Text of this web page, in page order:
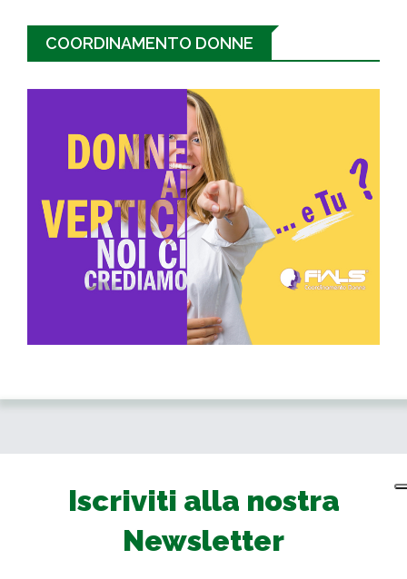
COORDINAMENTO DONNE
Iscriviti alla nostra
Newsletter